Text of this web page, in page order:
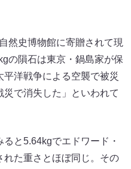
然史博物館に寄贈されて現
の隕石は東京・鍋島家が保
洋戦争による空襲で被災
災で消失した」といわれて
と5.64kgでエドワード・
れた重さとほぼ同じ。その